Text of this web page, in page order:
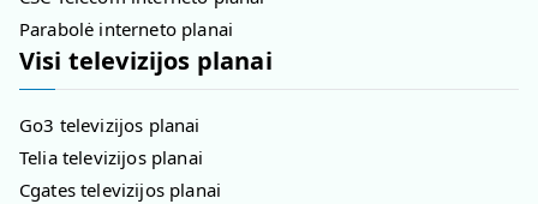
Parabolė interneto planai
Visi televizijos planai
Go3 televizijos planai
Telia televizijos planai
Cgates televizijos planai